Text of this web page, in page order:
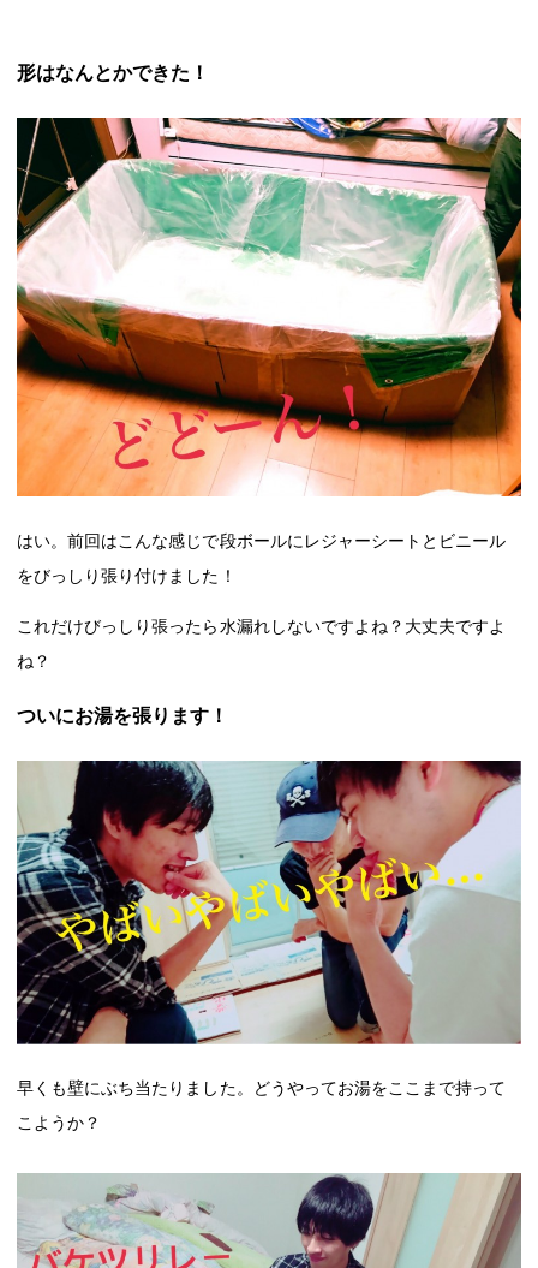
形はなんとかできた！
はい。前回はこんな感じで段ボールにレジャーシートとビニール
をびっしり張り付けました！
これだけびっしり張ったら水漏れしないですよね？大丈夫ですよ
ね？
ついにお湯を張ります！
早くも壁にぶち当たりました。どうやってお湯をここまで持って
こようか？